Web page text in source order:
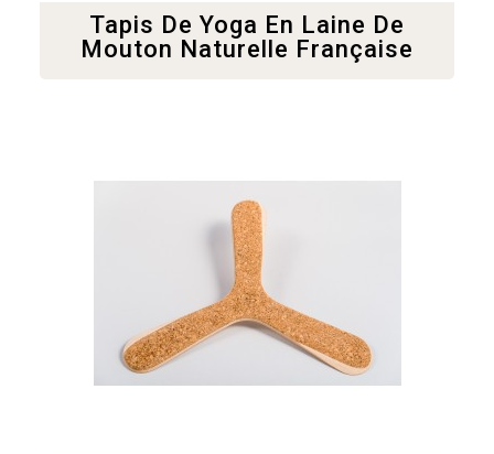
Tapis De Yoga En Laine De
Mouton Naturelle Française